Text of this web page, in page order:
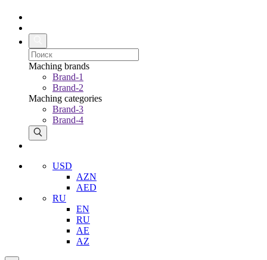
Maching brands
Brand-1
Brand-2
Maching categories
Brand-3
Brand-4
USD
AZN
AED
RU
EN
RU
AE
AZ